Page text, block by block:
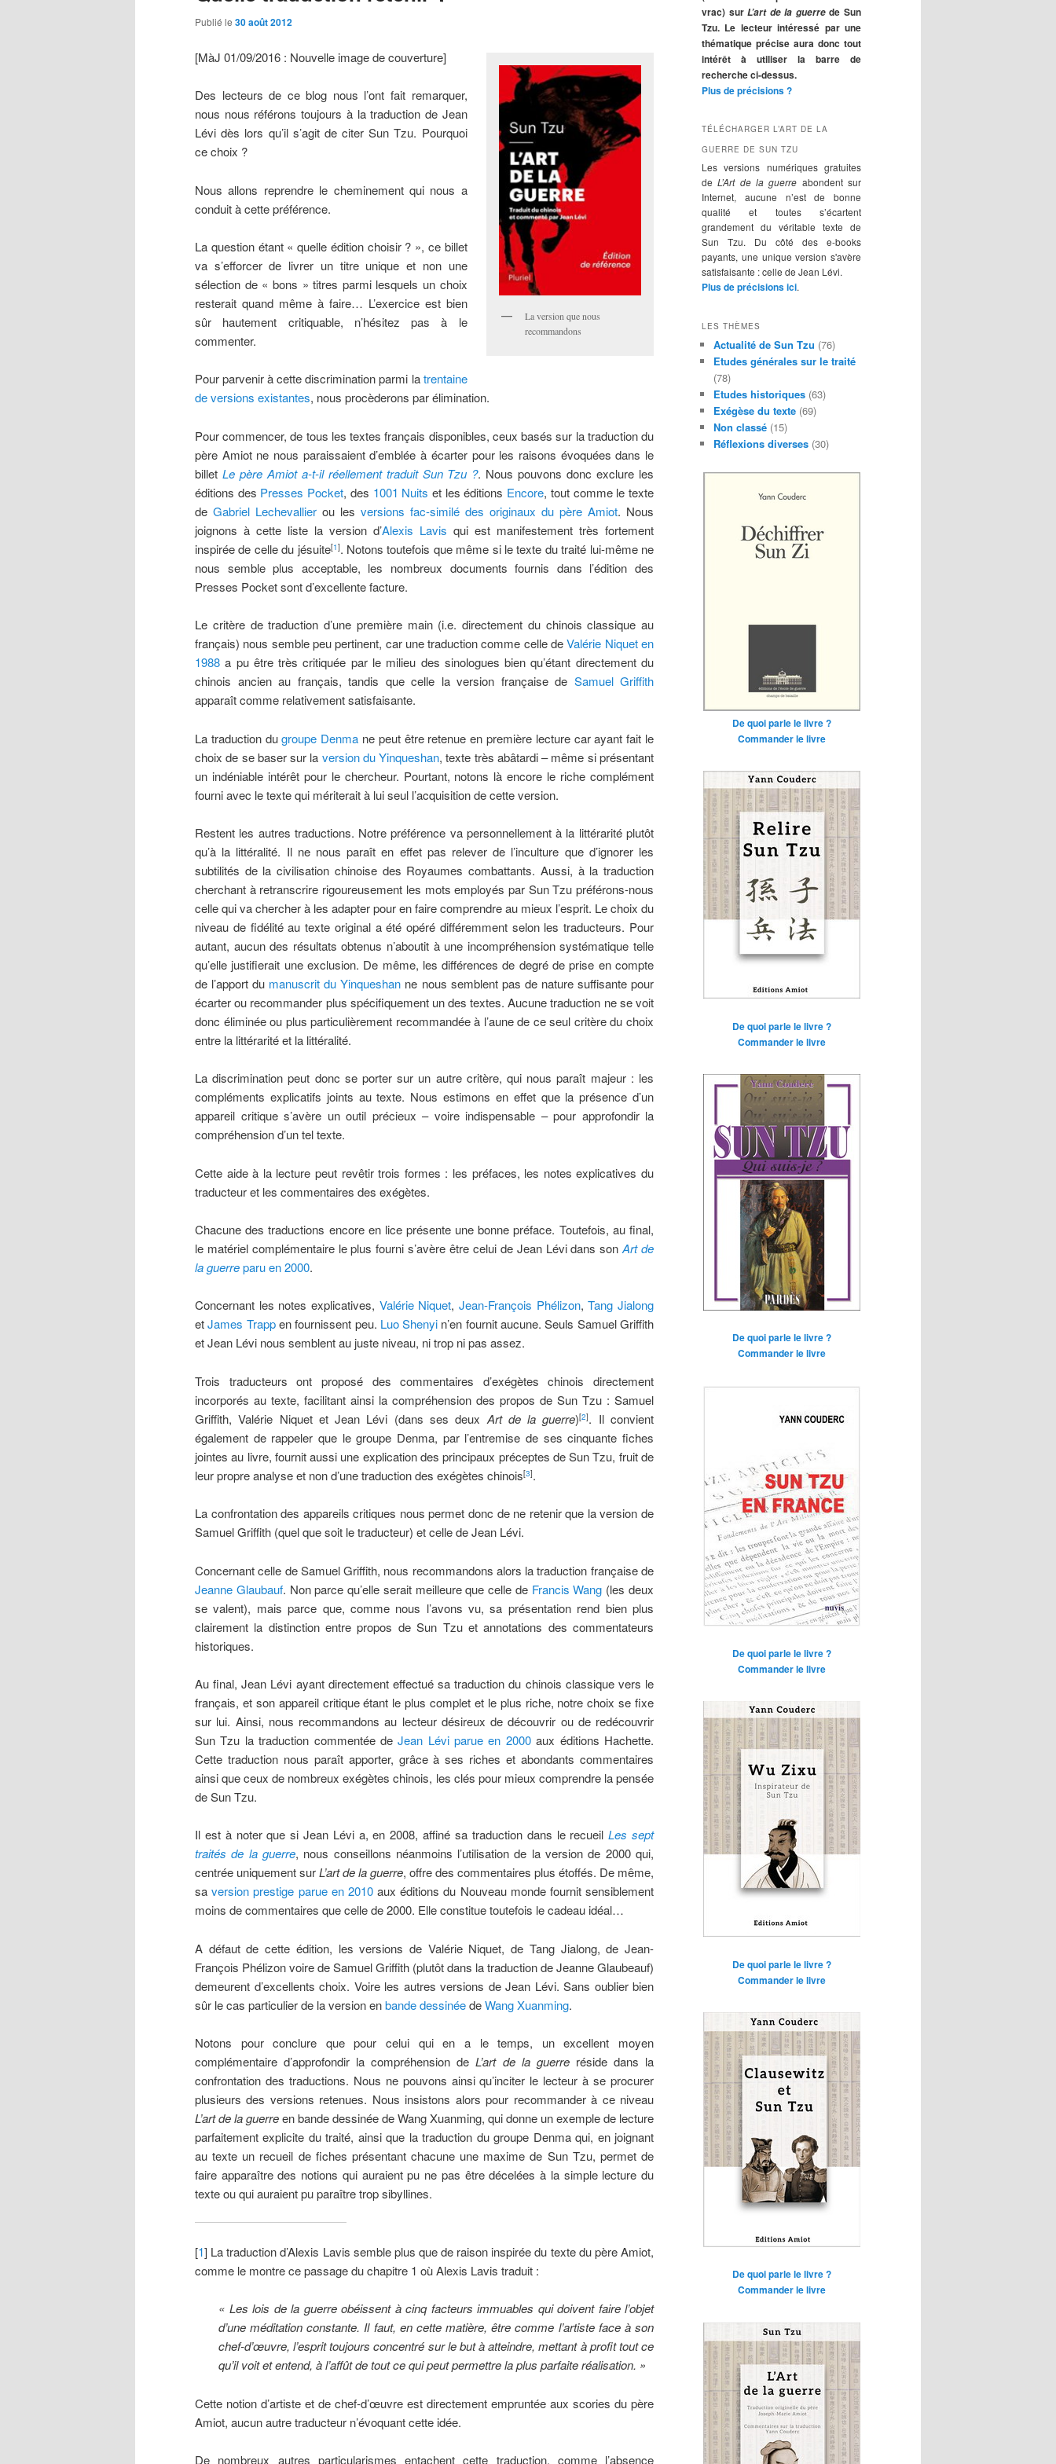
Publié le 30 août 2012
La version que nous
recommandons
[MàJ 01/09/2016 : Nouvelle image de couverture]
Des lecteurs de ce blog nous l’ont fait remarquer,
nous nous référons toujours à la traduction de Jean
Lévi dès lors qu’il s’agit de citer Sun Tzu. Pourquoi
ce choix ?
Nous allons reprendre le cheminement qui nous a
conduit à cette préférence.
La question étant « quelle édition choisir ? », ce billet
va s’efforcer de livrer un titre unique et non une
sélection de « bons » titres parmi lesquels un choix
resterait quand même à faire… L’exercice est bien
sûr hautement critiquable, n’hésitez pas à le
commenter.
Pour parvenir à cette discrimination parmi latrentaine
de versions existantes, nous procèderons par élimination.
Pour commencer, de tous les textes français disponibles, ceux basés sur la traduction du
père Amiot ne nous paraissaient d’emblée à écarter pour les raisons évoquées dans le
billet Le père Amiot a-t-il réellement traduit Sun Tzu ?. Nous pouvons donc exclure les
éditions des Presses Pocket, des 1001 Nuits et les éditions Encore, tout comme le texte
de Gabriel Lechevallier ou les versions fac-similé des originaux du père Amiot. Nous
joignons à cette liste la version d’Alexis Lavis qui est manifestement très fortement
inspirée de celle du jésuite[1]. Notons toutefois que même si le texte du traité lui-même ne
nous semble plus acceptable, les nombreux documents fournis dans l’édition des
Presses Pocket sont d’excellente facture.
Le critère de traduction d’une première main (i.e. directement du chinois classique au
français) nous semble peu pertinent, car une traduction comme celle deValérie Niquet en
1988 a pu être très critiquée par le milieu des sinologues bien qu’étant directement du
chinois ancien au français, tandis que celle la version française de Samuel Griffith
apparaît comme relativement satisfaisante.
La traduction dugroupe Denma ne peut être retenue en première lecture car ayant fait le
choix de se baser sur la version du Yinqueshan, texte très abâtardi – même si présentant
un indéniable intérêt pour le chercheur. Pourtant, notons là encore le riche complément
fourni avec le texte qui mériterait à lui seul l’acquisition de cette version.
Restent les autres traductions. Notre préférence va personnellement à la littérarité plutôt
qu’à la littéralité. Il ne nous paraît en effet pas relever de l’inculture que d’ignorer les
subtilités de la civilisation chinoise des Royaumes combattants. Aussi, à la traduction
cherchant à retranscrire rigoureusement les mots employés par Sun Tzu préférons-nous
celle qui va chercher à les adapter pour en faire comprendre au mieux l’esprit. Le choix du
niveau de fidélité au texte original a été opéré différemment selon les traducteurs. Pour
autant, aucun des résultats obtenus n’aboutit à une incompréhension systématique telle
qu’elle justifierait une exclusion. De même, les différences de degré de prise en compte
de l’apport du manuscrit du Yinqueshan ne nous semblent pas de nature suffisante pour
écarter ou recommander plus spécifiquement un des textes. Aucune traduction ne se voit
donc éliminée ou plus particulièrement recommandée à l’aune de ce seul critère du choix
entre la littérarité et la littéralité.
La discrimination peut donc se porter sur un autre critère, qui nous paraît majeur : les
compléments explicatifs joints au texte. Nous estimons en effet que la présence d’un
appareil critique s’avère un outil précieux – voire indispensable – pour approfondir la
compréhension d’un tel texte.
Cette aide à la lecture peut revêtir trois formes : les préfaces, les notes explicatives du
traducteur et les commentaires des exégètes.
Chacune des traductions encore en lice présente une bonne préface. Toutefois, au final,
le matériel complémentaire le plus fourni s’avère être celui de Jean Lévi dans sonArt de
la guerreparu en 2000.
Concernant les notes explicatives, Valérie Niquet,Jean-François Phélizon,Tang Jialong
etJames Trappen fournissent peu. Luo Shenyi n’en fournit aucune. Seuls Samuel Griffith
et Jean Lévi nous semblent au juste niveau, ni trop ni pas assez.
Trois traducteurs ont proposé des commentaires d’exégètes chinois directement
incorporés au texte, facilitant ainsi la compréhension des propos de Sun Tzu : Samuel
Griffith, Valérie Niquet et Jean Lévi (dans ses deux Art de la guerre)[2]. Il convient
également de rappeler que le groupe Denma, par l’entremise de ses cinquante fiches
jointes au livre, fournit aussi une explication des principaux préceptes de Sun Tzu, fruit de
leur propre analyse et non d’une traduction des exégètes chinois[3].
La confrontation des appareils critiques nous permet donc de ne retenir que la version de
Samuel Griffith (quel que soit le traducteur) et celle de Jean Lévi.
Concernant celle de Samuel Griffith, nous recommandons alors la traduction française de
Jeanne Glaubauf. Non parce qu’elle serait meilleure que celle de Francis Wang (les deux
se valent), mais parce que, comme nous l’avons vu, sa présentation rend bien plus
clairement la distinction entre propos de Sun Tzu et annotations des commentateurs
historiques.
Au final, Jean Lévi ayant directement effectué sa traduction du chinois classique vers le
français, et son appareil critique étant le plus complet et le plus riche, notre choix se fixe
sur lui. Ainsi, nous recommandons au lecteur désireux de découvrir ou de redécouvrir
Sun Tzu la traduction commentée deJean Lévi parue en 2000aux éditions Hachette.
Cette traduction nous paraît apporter, grâce à ses riches et abondants commentaires
ainsi que ceux de nombreux exégètes chinois, les clés pour mieux comprendre la pensée
de Sun Tzu.
Il est à noter que si Jean Lévi a, en 2008, affiné sa traduction dans le recueilLes sept
traités de la guerre, nous conseillons néanmoins l’utilisation de la version de 2000 qui,
centrée uniquement surL’art de la guerre, offre des commentaires plus étoffés. De même,
saversion prestige parue en 2010aux éditions du Nouveau monde fournit sensiblement
moins de commentaires que celle de 2000. Elle constitue toutefois le cadeau idéal…
A défaut de cette édition, les versions de Valérie Niquet, de Tang Jialong, de Jean-
François Phélizon voire de Samuel Griffith (plutôt dans la traduction de Jeanne Glaubeauf)
demeurent d’excellents choix. Voire les autres versions de Jean Lévi. Sans oublier bien
sûr le cas particulier de la version enbande dessinéedeWang Xuanming.
Notons pour conclure que pour celui qui en a le temps, un excellent moyen
complémentaire d’approfondir la compréhension deL’art de la guerreréside dans la
confrontation des traductions. Nous ne pouvons ainsi qu’inciter le lecteur à se procurer
plusieurs des versions retenues. Nous insistons alors pour recommander à ce niveau
L’art de la guerreen bande dessinée de Wang Xuanming, qui donne un exemple de lecture
parfaitement explicite du traité, ainsi que la traduction du groupe Denma qui, en joignant
au texte un recueil de fiches présentant chacune une maxime de Sun Tzu, permet de
faire apparaître des notions qui auraient pu ne pas être décelées à la simple lecture du
texte ou qui auraient pu paraître trop sibyllines.
[1] La traduction d’Alexis Lavis semble plus que de raison inspirée du texte du père Amiot,
comme le montre ce passage du chapitre 1 où Alexis Lavis traduit :
« Les lois de la guerre obéissent à cinq facteurs immuables qui doivent faire l’objet
d’une méditation constante. Il faut, en cette matière, être comme l’artiste face à son
chef-d’œuvre, l’esprit toujours concentré sur le but à atteindre, mettant à profit tout ce
qu’il voit et entend, à l’affût de tout ce qui peut permettre la plus parfaite réalisation. »
Cette notion d’artiste et de chef-d’œuvre est directement empruntée aux scories du père
Amiot, aucun autre traducteur n’évoquant cette idée.
De nombreux autres particularismes entachent cette traduction, comme l’absence
r
c
h
e
vrac) surL’art de la guerrede Sun
Tzu. Le lecteur intéressé par une
thématique précise aura donc tout
intérêt à utiliser la barre de
recherche ci-dessus.
Plus de précisions ?
TÉLÉCHARGER L’ART DE LA
GUERRE DE SUN TZU
Les versions numériques gratuites
deL’Art de la guerre abondent sur
Internet, aucune n’est de bonne
qualité et toutes s’écartent
grandement du véritable texte de
Sun Tzu. Du côté des e-books
payants, une unique version s'avère
satisfaisante : celle de Jean Lévi.
Plus de précisions ici.
LES THÈMES
Actualité de Sun Tzu (76)
Etudes générales sur le traité
(78)
Etudes historiques (63)
Exégèse du texte (69)
Non classé (15)
Réflexions diverses (30)
De quoi parle le livre ?
Commander le livre
De quoi parle le livre ?
Commander le livre
De quoi parle le livre ?
Commander le livre
De quoi parle le livre ?
Commander le livre
De quoi parle le livre ?
Commander le livre
De quoi parle le livre ?
Commander le livre